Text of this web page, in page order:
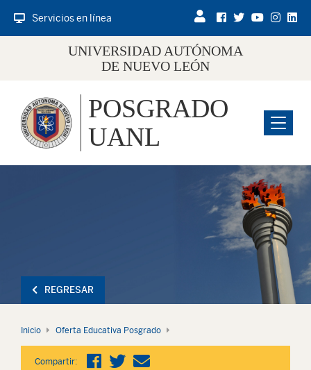
Servicios en línea
UNIVERSIDAD AUTÓNOMA
DE NUEVO LEÓN
Menu
POSGRADO
UANL
REGRESAR
Inicio Oferta Educativa Posgrado
Compartir: